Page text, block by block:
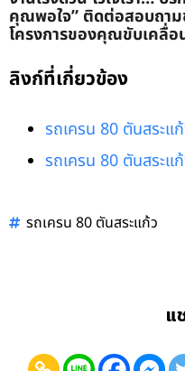
คุณพอใจ” ติดต่อสอบถาม
โครงการของคุณขับเคลื่อ
ลิงก์ที่เกี่ยวข้อง
รถเครน 80 ตันสระแ
รถเครน 80 ตันสระแ
รถเครน 80 ตันสระแก้ว
แ